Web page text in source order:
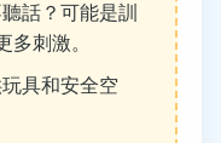
話？可能是訓
刺激。
具和安全空